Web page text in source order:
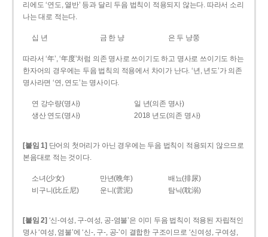
리에도 ‘연도, 열반’ 등과 달리 두음 법칙이 적용되지 않는다. 따라서 소리
나는 대로 적는다.
십 년 금 한 냥 은 두 냥쭝
따라서 ‘年’, ‘年度’처럼 의존 명사로 쓰이기도 하고 명사로 쓰이기도 하는
한자어의 경우에는 두음 법칙의 적용에서 차이가 난다. ‘년, 년도’가 의존
명사라면 ‘연, 연도’는 명사이다.
연 강수량(명사)
일 년(의존 명사)
생산 연도(명사)
2018 년도(의존 명사)
[붙임 1] 단어의 첫머리가 아닌 경우에는 두음 법칙이 적용되지 않으므로
본음대로 적는 것이다.
소녀(少女) 만년(晩年)
배뇨(排尿)
비구니(比丘尼)
운니(雲泥) 탐닉(耽溺)
[붙임 2] ‘신-여성, 구-여성, 공-염불’은 이미 두음 법칙이 적용된 자립적인
명사 ‘여성, 염불’에 ‘신-, 구-, 공-’이 결합한 구조이므로 ‘신여성, 구여성,